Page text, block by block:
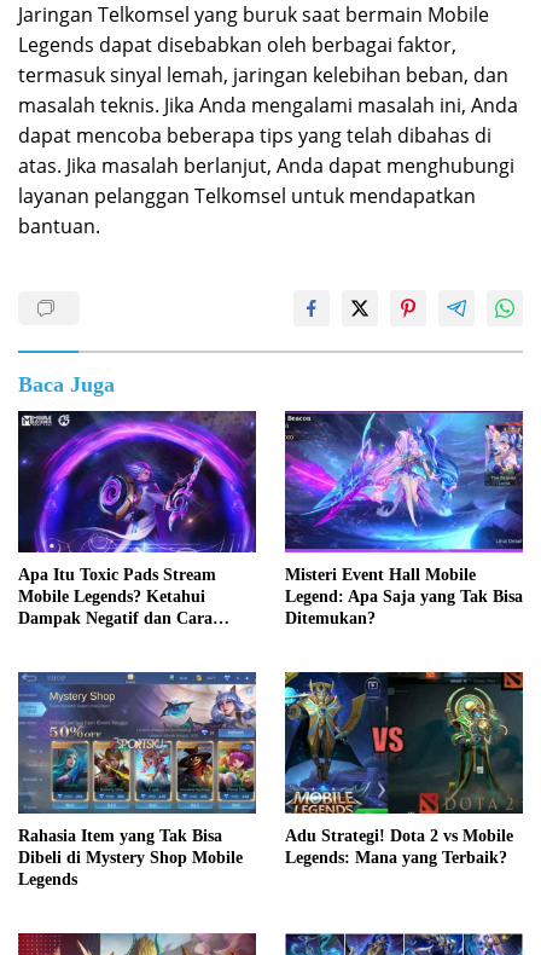
Jaringan Telkomsel yang buruk saat bermain Mobile
Legends dapat disebabkan oleh berbagai faktor,
termasuk sinyal lemah, jaringan kelebihan beban, dan
masalah teknis. Jika Anda mengalami masalah ini, Anda
dapat mencoba beberapa tips yang telah dibahas di
atas. Jika masalah berlanjut, Anda dapat menghubungi
layanan pelanggan Telkomsel untuk mendapatkan
bantuan.
Baca Juga
Apa Itu Toxic Pads Stream
Mobile Legends? Ketahui
Dampak Negatif dan Cara
Misteri Event Hall Mobile
Legend: Apa Saja yang Tak Bisa
Ditemukan?
Rahasia Item yang Tak Bisa
Dibeli di Mystery Shop Mobile
Legends
Adu Strategi! Dota 2 vs Mobile
Legends: Mana yang Terbaik?